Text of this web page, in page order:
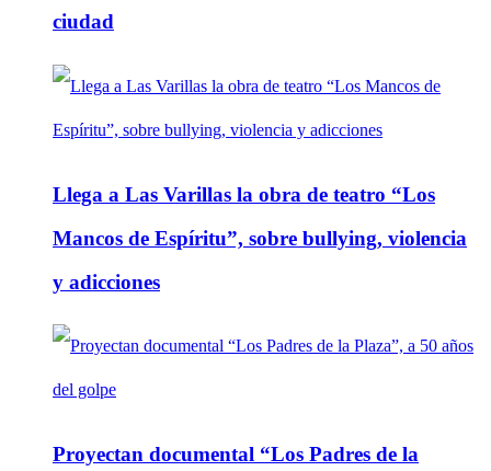
ciudad
Llega a Las Varillas la obra de teatro “Los
Mancos de Espíritu”, sobre bullying, violencia
y adicciones
Proyectan documental “Los Padres de la